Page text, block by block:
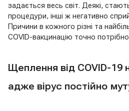
задається весь світ. Деякі,
процедури, інші ж негативно
Причини в кожного різні та
COVID-вакцинацію точно
Щеплення від COVID-19
адже вірус постійно